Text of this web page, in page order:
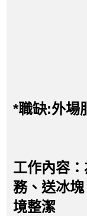
*職缺:外場
工作內容
務、送冰
境整潔